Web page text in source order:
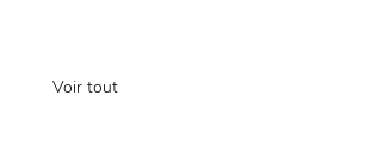
Voir tout